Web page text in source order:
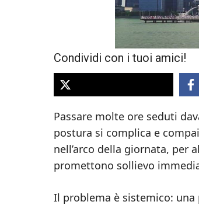
Condividi con i tuoi amici!
Passare molte ore seduti
postura si complica e
nell’arco della giornata, per
promettono sollievo
Il problema è sistemico: